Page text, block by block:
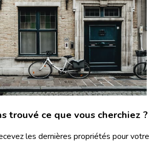
trouvé ce que vous cherchiez ?
les dernières propriétés pour votre